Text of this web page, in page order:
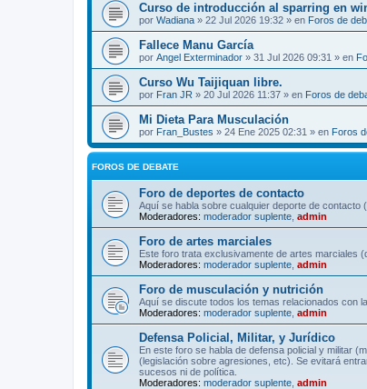
Curso de introducción al sparring en
por Wadiana » 22 Jul 2026 19:32 » en Foros de
Fallece Manu García
por Angel Exterminador » 31 Jul 2026 09:31 » en
Curso Wu Taijiquan libre.
por Fran JR » 20 Jul 2026 11:37 » en Foros de
Mi Dieta Para Musculación
por Fran_Bustes » 24 Ene 2025 02:31 » en Foros
FOROS DE DEBATE
Foro de deportes de contacto
Aquí se habla sobre cualquier deporte de contacto
Moderadores: moderador suplente admin
Foro de artes marciales
Este foro trata exclusivamente de artes marciales
Moderadores: moderador suplente admin
Foro de musculación y nutrición
Aquí se discute todos los temas relacionados con
Moderadores: moderador suplente admin
Defensa Policial, Militar, y Jurídico
En este foro se habla de defensa policial y militar
(legislación sobre agresiones, etc). Se evitará
sucesos ni de política.
Moderadores: moderador suplente admin